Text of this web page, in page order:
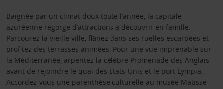
Baignée par un climat doux toute l’année, la capitale
azuréenne regorge d’attractions à découvrir en famille.
Parcourez la vieille ville, flânez dans ses ruelles escarpées et
profitez des terrasses animées. Pour une vue imprenable sur
la Méditerranée, arpentez la célèbre Promenade des Anglais
avant de rejoindre le quai des États-Unis et le port Lympia.
Accordez-vous une parenthèse culturelle au musée Matisse